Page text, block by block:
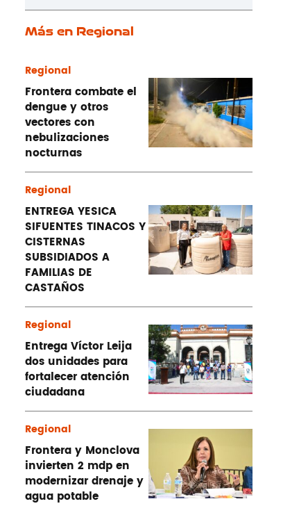
Más en Regional
Regional
Frontera combate el
dengue y otros
vectores con
nebulizaciones
nocturnas
Regional
ENTREGA YESICA
SIFUENTES TINACOS Y
CISTERNAS
SUBSIDIADOS A
FAMILIAS DE
CASTAÑOS
Regional
Entrega Víctor Leija
dos unidades para
fortalecer atención
ciudadana
Regional
Frontera y Monclova
invierten 2 mdp en
modernizar drenaje y
agua potable